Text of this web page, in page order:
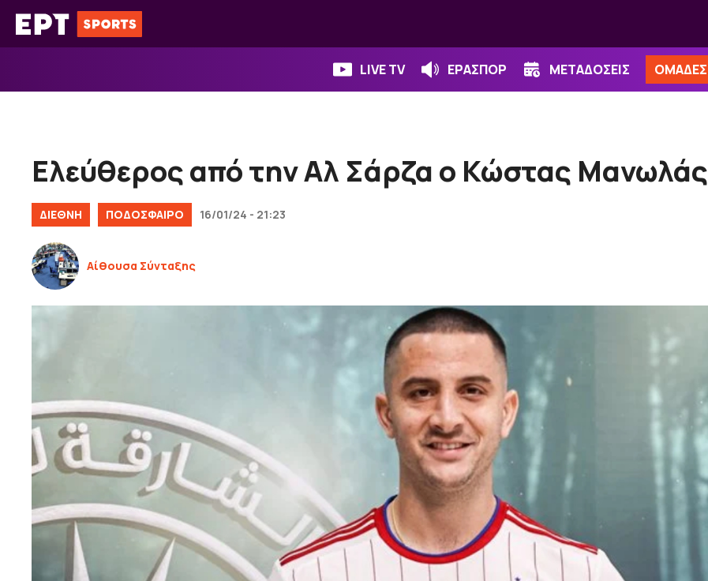
Μετάβαση
σε
LIVE TV ΕΡΑΣΠΟΡ ΜΕΤΑΔΟΣΕΙΣ ΟΜΑΔΕΣ
Ελεύθερος από την Αλ Σάρζα ο Κώστας Μανωλάς
ΔΙΕΘΝΉ ΠΟΔΟΣΦΑΙΡΟ 16/01/24 - 21:23
Αίθουσα Σύνταξης